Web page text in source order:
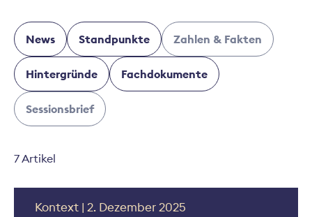
News Standpunkte Zahlen & Fakten
Hintergründe Fachdokumente
Sessionsbrief
7 Artikel
Kontext | 2. Dezember 2025